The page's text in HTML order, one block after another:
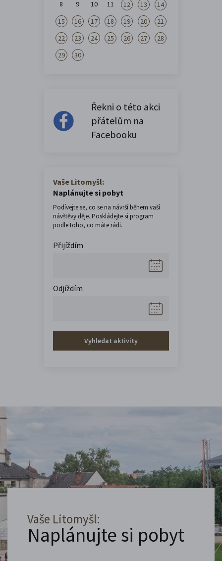
8 9 10 11 12 13
14
15
16 17 18 19 20
21
22
23 24 25 26 27
28
29
30
Řekni o této akci
přátelům na
Facebooku
Vaše Litomyšl:
Naplánujte si pobyt
Podívejte se, co se na návrší během vaší
návštěvy děje. Poskládejte si program
podle toho, co máte rádi.
Přijíždím
Odjíždím
Vyhledat aktivity
Vaše Litomyšl:
Naplánujte si pobyt